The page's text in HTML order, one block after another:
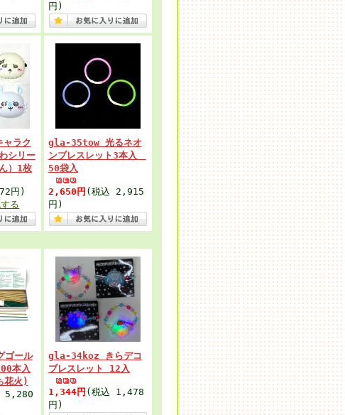
円)
ラク
シリー
）1枚
円)
る
gla-35tow 光るネオ
ンブレスレット3本入
50袋入
2,650円 (税込 2,915
円)
ール
本入
花火)
5,280
gla-34koz きらデコ
ブレスレット 12入
1,344円 (税込 1,478
円)